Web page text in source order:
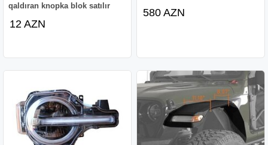
qaldıran knopka blok satılır
12 AZN
580 AZN